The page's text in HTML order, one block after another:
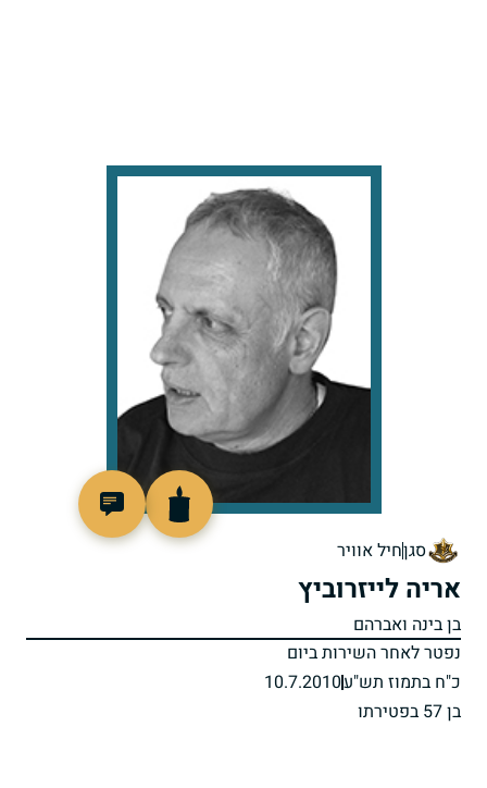
סגןחיל אוויר
אריה לייזרוביץ
בן בינה ואברהם
נפטר לאחר השירות ביום
כ"ח בתמוז תש"ע10.7.2010
בן 57 בפטירתו